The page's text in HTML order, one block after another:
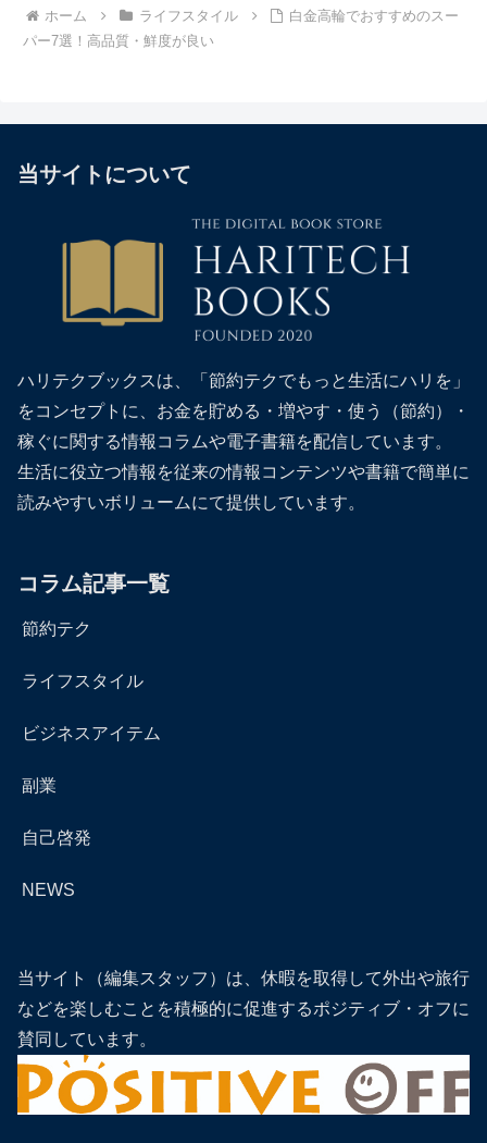
ホーム ライフスタイル
白金高輪でおすすめのスー
パー7選！高品質・鮮度が良い
当サイトについて
ハリテクブックスは、「節約テクでもっと生活にハリを」
をコンセプトに、お金を貯める・増やす・使う（節約）・
稼ぐに関する情報コラムや電子書籍を配信しています。
生活に役立つ情報を従来の情報コンテンツや書籍で簡単に
読みやすいボリュームにて提供しています。
コラム記事一覧
節約テク
ライフスタイル
ビジネスアイテム
副業
自己啓発
NEWS
当サイト（編集スタッフ）は、休暇を取得して外出や旅行
などを楽しむことを積極的に促進するポジティブ・オフに
賛同しています。